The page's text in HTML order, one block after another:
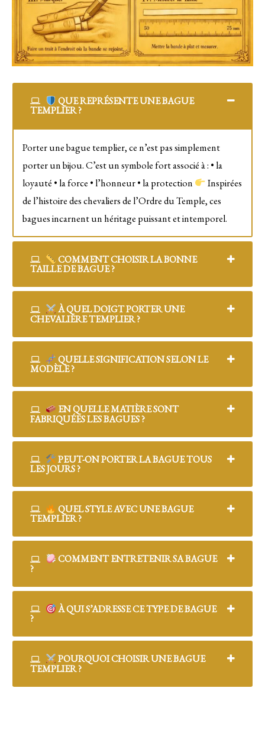
QUE REPRÉSENTE UNE BAGUE
TEMPLIER ?
Porter une bague templier, ce n’est pas simplement
porter un bijou. C’est un symbole fort associé à : • la
loyauté • la force • l’honneur • la protection
Inspirées
de l’histoire des chevaliers de l’Ordre du Temple, ces
bagues incarnent un héritage puissant et intemporel.
COMMENT CHOISIR LA BONNE
TAILLE DE BAGUE ?
À QUEL DOIGT PORTER UNE
CHEVALIÈRE TEMPLIER ?
QUELLE SIGNIFICATION SELON LE
MODÈLE ?
EN QUELLE MATIÈRE SONT
FABRIQUÉES LES BAGUES ?
PEUT-ON PORTER LA BAGUE TOUS
LES JOURS ?
QUEL STYLE AVEC UNE BAGUE
TEMPLIER ?
COMMENT ENTRETENIR SA BAGUE
?
À QUI S’ADRESSE CE TYPE DE BAGUE
?
POURQUOI CHOISIR UNE BAGUE
TEMPLIER ?